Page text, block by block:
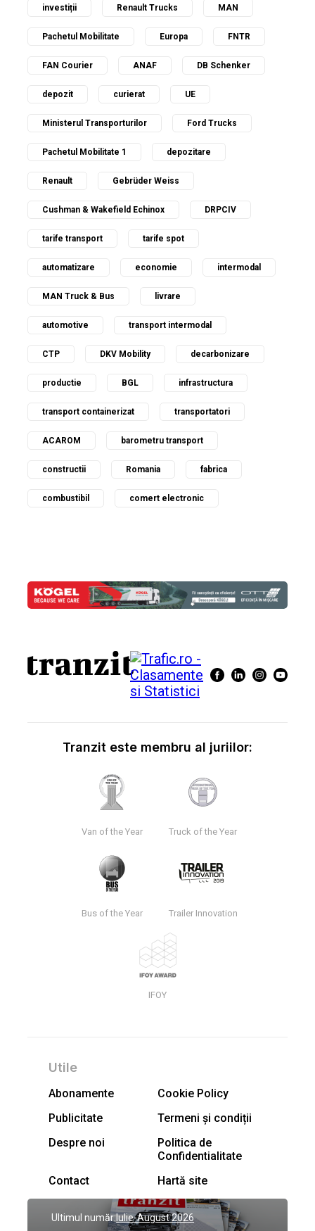
investiții Renault Trucks MAN
Pachetul Mobilitate Europa FNTR
FAN Courier ANAF DB Schenker
depozit curierat UE
Ministerul Transporturilor Ford Trucks
Pachetul Mobilitate 1 depozitare
Renault Gebrüder Weiss
Cushman & Wakefield Echinox DRPCIV
tarife transport tarife spot
automatizare economie intermodal
MAN Truck & Bus livrare
automotive transport intermodal
CTP DKV Mobility decarbonizare
productie BGL infrastructura
transport containerizat transportatori
ACAROM barometru transport
constructii Romania fabrica
combustibil comert electronic
Tranzit este membru al juriilor:
Van of the Year Truck of the Year
Bus of the Year Trailer Innovation
IFOY
Utile
Abonamente
Cookie Policy
Publicitate
Termeni și condiții
Despre noi
Politica de
Confidentialitate
Contact
Hartă site
Ultimul număr:Iulie-August 2026